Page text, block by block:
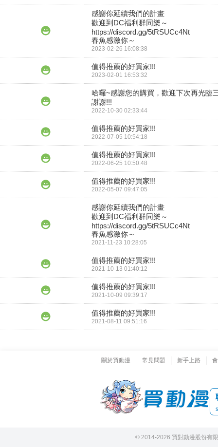
感謝你延續我們的計畫
歡迎到DC福利群同樂～
https://discord.gg/5tRSUCc4Nt
春魚感激你～
2023-02-26 16:08:38
值得推薦的好買家!!!
2023-02-01 16:53:32
哈囉~感謝您的購買，歡迎下次再光臨
謝謝!!!
2022-10-30 02:33:44
值得推薦的好買家!!!
2022-07-05 10:54:18
值得推薦的好買家!!!
2022-06-25 10:50:48
值得推薦的好買家!!!
2022-05-07 09:47:05
感謝你延續我們的計畫
歡迎到DC福利群同樂～
https://discord.gg/5tRSUCc4Nt
春魚感激你～
2021-11-23 10:28:05
值得推薦的好買家!!!
2021-10-13 01:40:12
值得推薦的好買家!!!
2021-10-09 09:39:17
值得推薦的好買家!!!
2021-08-11 09:51:16
關於買動漫 常見問題 新手上路
© 2014-2026 買對動漫股份有